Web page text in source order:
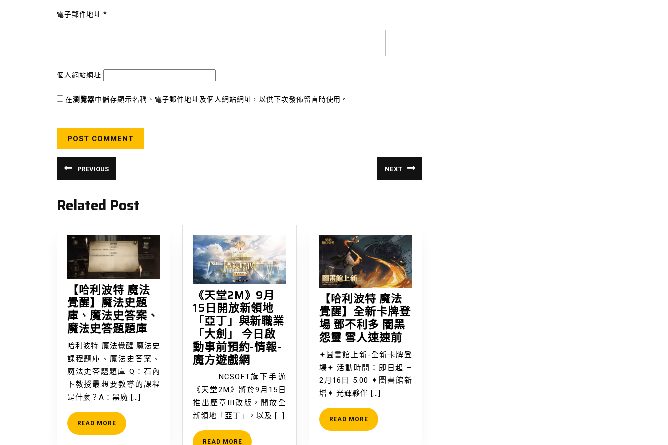
電子郵件地址 *
個人網站網址
在瀏覽器中儲存顯示名稱、電子郵件地址及個人網站網址，以供下次發佈留言時使用。
文
章
導
覽
PREVIOUS
Previous
post:
NEXT
Next
post:
Related Post
【哈利波特 魔法
覺醒】魔法史題
庫、魔法史答案、
魔法史答題題庫
利
波
特
魔
法
哈利波特 魔法覺醒 魔法史
課程題庫、魔法史答案、
魔法史答題題庫 Q：石內
卜教授最想要教導的課程
是什麼？A：黑魔 […]
READ MORE READ
MORE
《天堂2M》9月
15日開放新領地
「亞丁」與新職業
「大劍」 今日啟
動事前預約-情報-
魔方遊戲網
堂
2M》
9
月
15
日
NCSOFT旗下手遊
《天堂2M》將於9月15日
推出歷章III改版，開放全
新領地「亞丁」，以及 […]
READ MORE READ
【哈利波特 魔法
覺醒】全新卡牌登
場 鄧不利多 闇黑
怨靈 雪人速速前【哈
利
波
特
魔
✦圖書館上新-全新卡牌登
場✦ 活動時間：即日起 –
2月16日 5:00 ✦圖書館新
增✦ 光輝夥伴 […]
READ MOREREAD
MORE